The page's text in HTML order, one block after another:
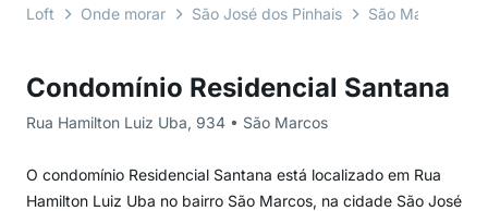
Condomínio Residencial Santana
Rua Hamilton Luiz Uba, 934 • São Marcos
O condomínio Residencial Santana está localizado em Rua
Hamilton Luiz Uba no bairro São Marcos, na cidade São José
Loft Onde morar São José dos Pinhais São Marcos